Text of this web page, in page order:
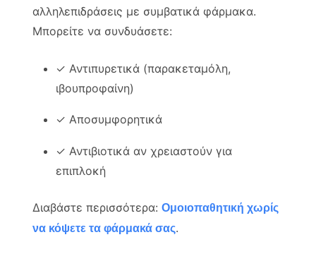
αλληλεπιδράσεις με συμβατικά φάρμακα.
Μπορείτε να συνδυάσετε:
✓ Αντιπυρετικά (παρακεταμόλη,
ιβουπροφαίνη)
✓ Αποσυμφορητικά
✓ Αντιβιοτικά αν χρειαστούν για
επιπλοκή
Διαβάστε περισσότερα:Ομοιοπαθητική χωρίς
να κόψετε τα φάρμακά σας.